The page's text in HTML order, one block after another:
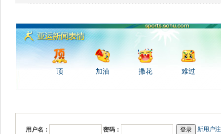
顶 加油 撒花 难过
用户名： 密码： 新用户